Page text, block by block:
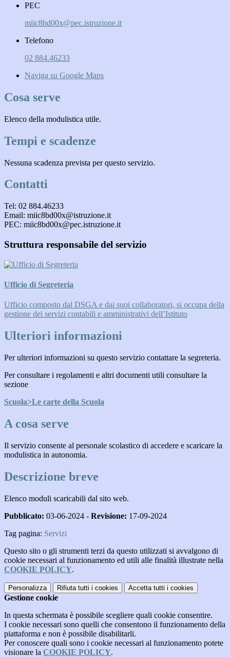
PEC
miic8bd00x@pec.istruzione.it
Telefono
02 884.46233
Naviga su Google Maps
Cosa serve
Elenco della modulistica utile.
Tempi e scadenze
Nessuna scadenza prevista per questo servizio.
Contatti
Tel: 02 884.46233
Email: miic8bd00x@istruzione.it
PEC: miic8bd00x@pec.istruzione.it
Struttura responsabile del servizio
Ufficio di Segreteria
Ufficio composto dal DSGA e dai suoi collaboratori, si occupa della
gestione dei servizi contabili e amministrativi dell’Istituto
Ulteriori informazioni
Per ulteriori informazioni su questo servizio contattare la segreteria.
Per consultare i regolamenti e altri documenti utili consultare la
sezione
Scuola>Le carte della Scuola
A cosa serve
Il servizio consente al personale scolastico di accedere e scaricare la
modulistica in autonomia.
Descrizione breve
Elenco moduli scaricabili dal sito web.
Pubblicato: 03-06-2024 - Revisione: 17-09-2024
Tag pagina: Servizi
Questo sito o gli strumenti terzi da questo utilizzati si avvalgono di
cookie necessari al funzionamento ed utili alle finalità illustrate nella
COOKIE POLICY.
Personalizza Rifiuta tutti i cookies Accetta tutti i cookies
Gestione cookie
In questa schermata è possibile scegliere quali cookie consentire.
I cookie necessari sono quelli che consentono il funzionamento della
piattaforma e non è possibile disabilitarli.
Per conoscere quali sono i cookie necessari al funzionamento potete
visionare la COOKIE POLICY.